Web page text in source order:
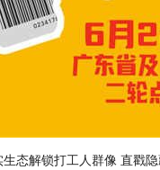
态解锁打工人群像 直戳